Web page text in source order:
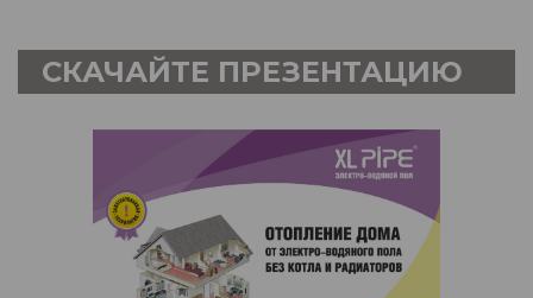
СКАЧАЙТЕ ПРЕЗЕНТАЦИЮ